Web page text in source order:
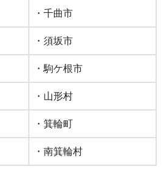
・千曲市
・須坂市
・駒ケ根市
・山形村
・箕輪町
・南箕輪村